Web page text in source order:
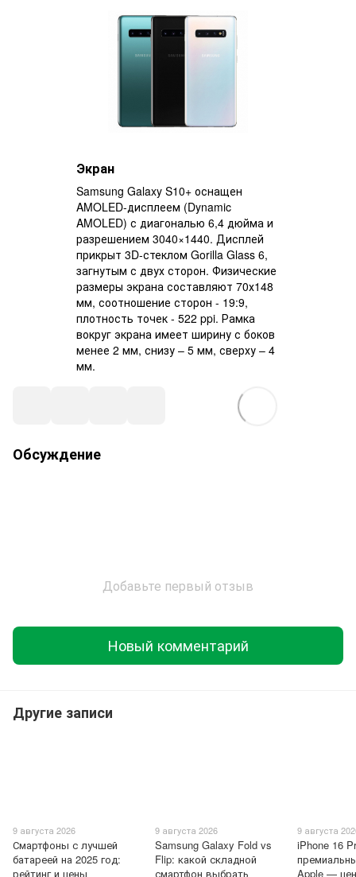
Экран
Samsung Galaxy S10+ оснащен
AMOLED-дисплеем (Dynamic
AMOLED) с диагональю 6,4 дюйма и
разрешением 3040×1440. Дисплей
прикрыт 3D-стеклом Gorilla Glass 6,
загнутым с двух сторон. Физические
размеры экрана составляют 70х148
мм, соотношение сторон - 19:9,
плотность точек - 522 ppi. Рамка
вокруг экрана имеет ширину с боков
менее 2 мм, снизу – 5 мм, сверху – 4
мм.
Обсуждение
Добавьте первый отзыв
Новый комментарий
Другие записи
9 августа 2026
Смартфоны с лучшей
батареей на 2025 год:
рейтинг и цены
9 августа 2026
Samsung Galaxy Fold vs
Flip: какой складной
смартфон выбрать
9 августа
iPhone 16
Apple —